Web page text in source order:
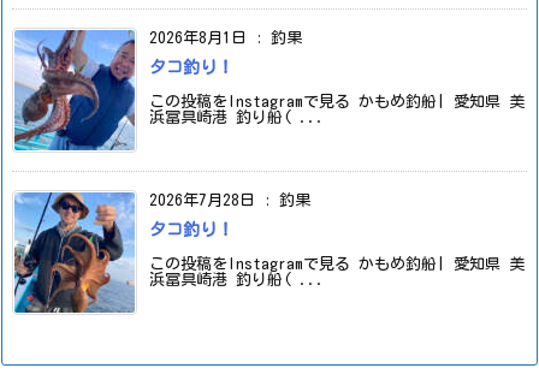
2026年8月1日 : 釣果
タコ釣り！
この投稿をInstagramで見る かもめ釣船| 愛知県 美
浜冨具崎港 釣り船( ...
2026年7月28日 : 釣果
タコ釣り！
この投稿をInstagramで見る かもめ釣船| 愛知県 美
浜冨具崎港 釣り船( ...